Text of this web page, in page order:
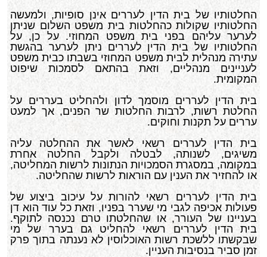
החלטותיו של בית הדין לעררים אינן סופיות, ולמעשה
החלטותיו שקולות כהחלטות בית משפט השלום שניתן
לערער עליהם בפני בית משפט המחוזי. על כן, על
החלטותיו של בית הדין לעררים ניתן לערער בהגשת
עתירה מנהלית לבית משפט המחוזי בשבתו כבית משפט
לעניינים מנהליים, וזאת בהתאם לסמכות שיפוט
המקומית.
בית הדין לעררים מוסמך לדון ולהחליט בעררים על
החלטת רשות, לרבות החלטות שר הפנים, אך למעט
עררים על תקנות וחוקים.
בית הדין לעררים רשאי לאשר את ההחלטה עליה
משיגים, לשנותה, לבטלה ולקבל החלטה אחרת
במקומה, במסגרת הסמכויות הנתונות לרשות המחליטה,
או להחזיר את הענין עם הוראות לרשות שהחליטה.
בית הדין לעררים רשאי להורות על עיכוב ביצוע של
פעולות אכיפה לגבי מי שערר בפניו, וזאת כל עוד הוא דן
בעניינו של העורר, או שהחלטתו טרם נכנסה לתוקף.
בית הדין לעררים רשאי להחליט גם בערר של מי
שבקשתו ללשכת רשות האוכלוסין לא נענתה בתוך פרק
זמן סביר בנסיבות העניין.